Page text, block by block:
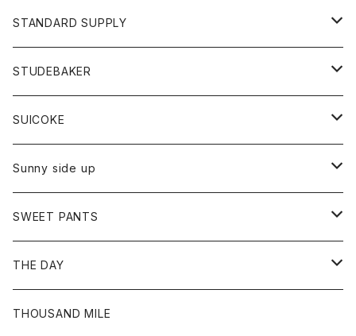
スカート
スカート
Tシャツ
アクセサリー
バック
カットソー
カーディガン
ボトム
ショートパンツ
パンツ
レディース
カットソー
カーディガン
ベスト
トップス
カットソー
ボトム
パンツ
オーバーオール
STANDARD SUPPLY
財布
バッグ
STUDEBAKER
アクセサリー
ブレスレット
リング
SUICOKE
ブーツ
サンダル
Sunny side up
アウター
Ｇジャン
ボトム
ジーンズ
SWEET PANTS
ボトム
ショートパンツ
THE DAY
トップス
THOUSAND MILE